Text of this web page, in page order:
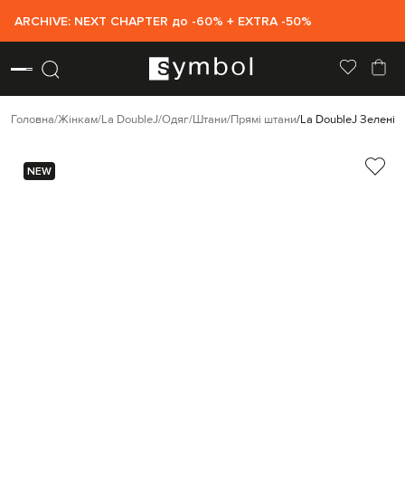
ARCHIVE: NEXT CHAPTER до -60% + EXTRA -50%
Головна Жінкам La DoubleJ Одяг Штани Прямі штани La DoubleJ Зелені
NEW